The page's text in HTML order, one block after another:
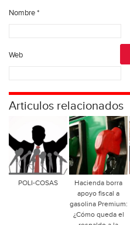
Nombre*
Web
Articulos relacionados
POLI-COSAS
Hacienda borra
apoyo fiscal a
gasolina Premium:
¿Cómo queda el